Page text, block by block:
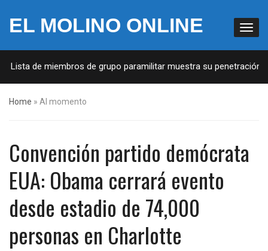
EL MOLINO ONLINE
de miembros de grupo paramilitar muestra su penetración en
Home » Al momento
Convención partido demócrata
EUA: Obama cerrará evento
desde estadio de 74,000
personas en Charlotte